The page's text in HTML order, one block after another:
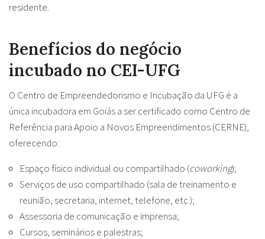
residente.
Benefícios do negócio
incubado no CEI-UFG
O Centro de Empreendedorismo e Incubação da UFG é a
única incubadora em Goiás a ser certificado como Centro de
Referência para Apoio a Novos Empreendimentos (CERNE),
oferecendo:
Espaço físico individual ou compartilhado (coworking);
Serviços de uso compartilhado (sala de treinamento e
reunião, secretaria, internet, telefone, etc.);
Assessoria de comunicação e imprensa;
Cursos, seminários e palestras;